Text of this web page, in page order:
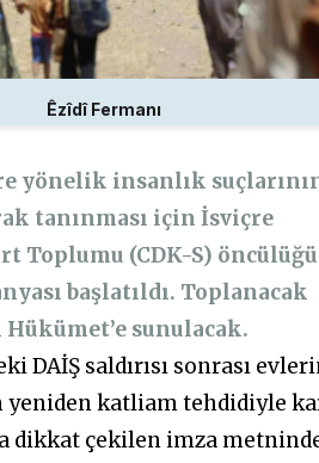
Êzîdî Fermanı
yönelik insanlık
tanınması için İsviçre
Toplumu (CDK-S)
başlatıldı. Toplanacak
sunulacak.
DAİŞ saldırısı sonrası
katliam tehdidiyle
dikkat çekilen imza